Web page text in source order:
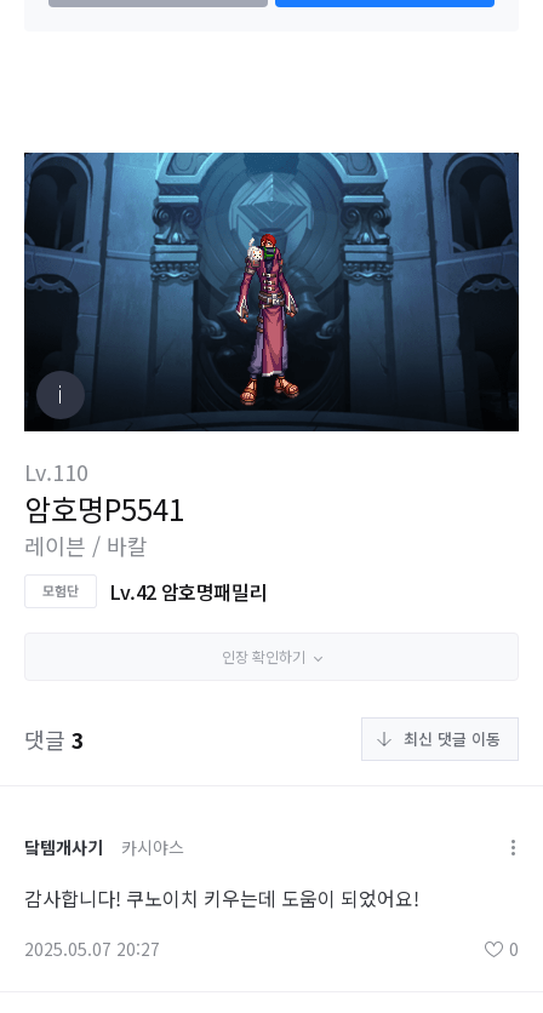
Lv.110
암호명P5541
레이븐 / 바칼
Lv.42 암호명패밀리
인장 확인하기
댓글 3 최신 댓글 이동
닼템개사기 카시야스
감사합니다! 쿠노이치 키우는데 도움이 되었어요!
2025.05.07 20:27 0